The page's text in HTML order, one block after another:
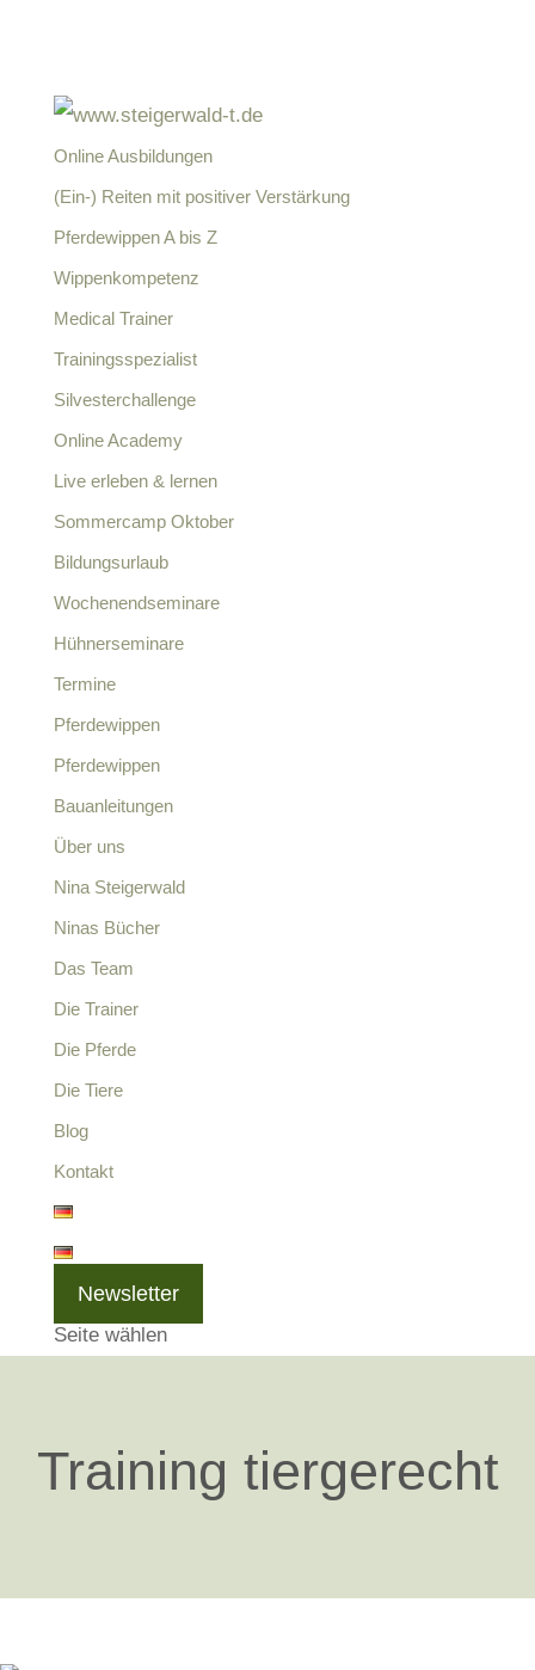
Online Ausbildungen
(Ein-) Reiten mit positiver Verstärkung
Pferdewippen A bis Z
Wippenkompetenz
Medical Trainer
Trainingsspezialist
Silvesterchallenge
Online Academy
Live erleben & lernen
Sommercamp Oktober
Bildungsurlaub
Wochenendseminare
Hühnerseminare
Termine
Pferdewippen
Pferdewippen
Bauanleitungen
Über uns
Nina Steigerwald
Ninas Bücher
Das Team
Die Trainer
Die Pferde
Die Tiere
Blog
Kontakt
Newsletter
Seite wählen
Training tiergerecht